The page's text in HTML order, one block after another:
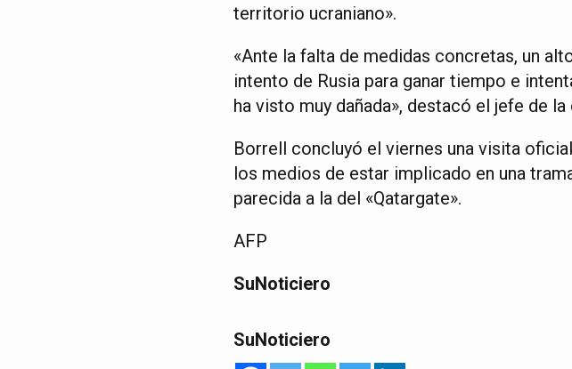
territorio ucraniano».
«Ante la falta de medidas concretas, un
intento de Rusia para ganar tiempo e
ha visto muy dañada», destacó el jefe de
Borrell concluyó el viernes una visita
los medios de estar implicado en una
parecida a la del «Qatargate».
AFP
SuNoticiero
SuNoticiero